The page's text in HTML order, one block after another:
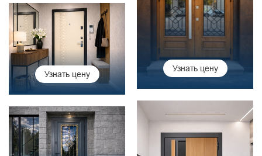
Узнать цену
Узнать цену